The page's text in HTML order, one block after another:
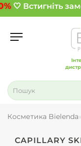
🤍 Встигніть
Косметика Bielenda
CAPILLARY